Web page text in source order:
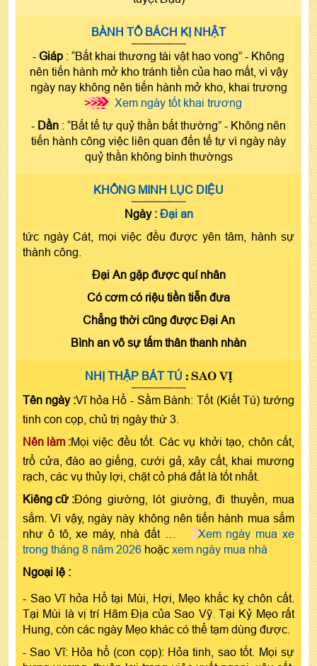
BÀNH TỔ BÁCH KỊ NHẬT
- Giáp : “Bất khai thương tài vật hao vong” - Không
nên tiến hành mở kho tránh tiền của hao mất, vì vậy
ngày nay không nên tiến hành mở kho, khai trương
>>>
Xem ngày tốt khai trương
- Dần : “Bất tế tự quỷ thần bất thường” - Không nên
tiến hành công việc liên quan đến tế tự vì ngày này
quỷ thần không bình thườngs
KHỔNG MINH LỤC DIỆU
Ngày : Đại an
tức ngày Cát, mọi việc đều được yên tâm, hành sự
thành công.
Đại An gặp được quí nhân
Có cơm có riệu tiền tiễn đưa
Chẳng thời cũng được Đại An
Bình an vô sự tấm thân thanh nhàn
NHỊ THẬP BÁT TÚ : SAO VỊ
Tên ngày :Vĩ hỏa Hổ - Sầm Bành: Tốt (Kiết Tú) tướng
tinh con cọp, chủ trị ngày thứ 3.
Nên làm :Mọi việc đều tốt. Các vụ khởi tạo, chôn cất,
trổ cửa, đào ao giếng, cưới gả, xây cất, khai mương
rạch, các vụ thủy lợi, chặt cỏ phá đất là tốt nhất.
Kiêng cữ :Đóng giường, lót giường, đi thuyền, mua
sắm. Vì vậy, ngày này không nên tiến hành mua sắm
như ô tô, xe máy, nhà đất …
Xem ngày mua xe
trong tháng 8 năm 2026 hoặc xem ngày mua nhà
Ngoại lệ :
- Sao Vĩ hỏa Hổ tại Mùi, Hợi, Mẹo khắc kỵ chôn cất.
Tại Mùi là vị trí Hãm Địa của Sao Vỹ. Tại Kỷ Mẹo rất
Hung, còn các ngày Mẹo khác có thể tạm dùng được.
- Sao Vĩ: Hỏa hổ (con cọp): Hỏa tinh, sao tốt. Mọi sự